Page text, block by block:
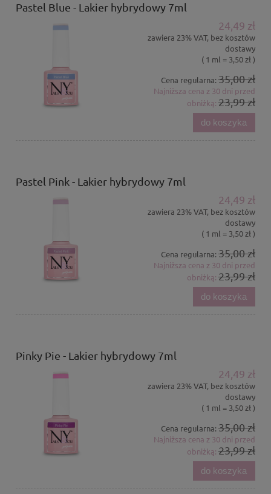
Pastel Blue - Lakier hybrydowy 7ml
24,49 zł
zawiera 23% VAT, bez kosztów
dostawy
( 1 ml = 3,50 zł )
Cena regularna: 35,00 zł
Najniższa cena z 30 dni przed
obniżką: 23,99 zł
do koszyka
Pastel Pink - Lakier hybrydowy 7ml
24,49 zł
zawiera 23% VAT, bez kosztów
dostawy
( 1 ml = 3,50 zł )
Cena regularna: 35,00 zł
Najniższa cena z 30 dni przed
obniżką: 23,99 zł
do koszyka
Pinky Pie - Lakier hybrydowy 7ml
24,49 zł
zawiera 23% VAT, bez kosztów
dostawy
( 1 ml = 3,50 zł )
Cena regularna: 35,00 zł
Najniższa cena z 30 dni przed
obniżką: 23,99 zł
do koszyka